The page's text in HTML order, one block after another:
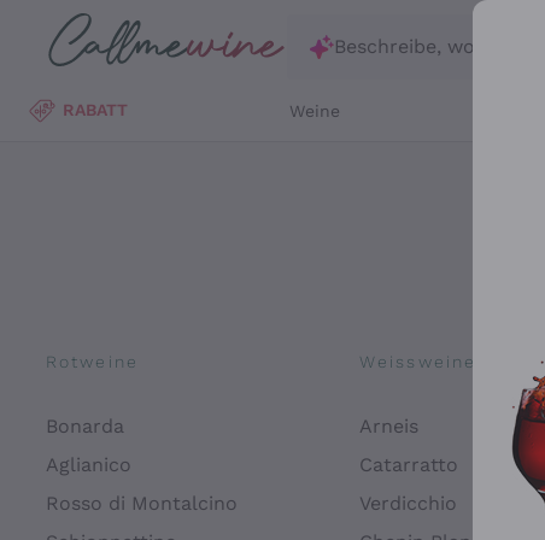
Zum Hauptinhalt springen
Beschreibe, wonach
RABATT Weine
Rotweine
Bonarda
Aglianico
Rosso di Montalcino
Weissweine
Arneis
Catarratto
Verdicchio